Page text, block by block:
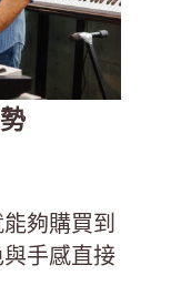
夠購買到
手感直接